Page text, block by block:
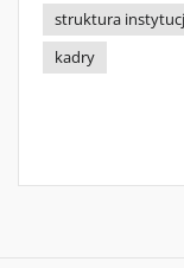
struktura
kadry